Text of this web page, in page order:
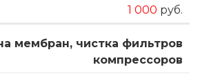
1 000 руб.
мембран, чистка фильтров
компрессоров